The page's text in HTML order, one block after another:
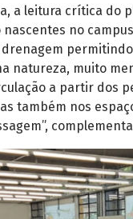
a leitura crítica do
nascentes no
natureza, muito
a partir dos
também nos